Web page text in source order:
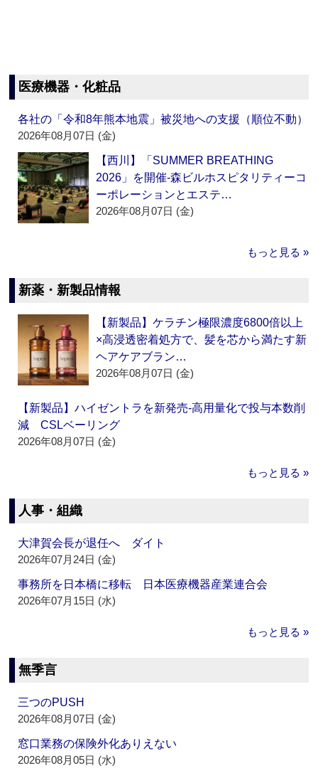
医療機器・化粧品
各社の「令和8年熊本地震」被災地への支援（順位不動）
2026年08月07日 (金)
【西川】「SUMMER BREATHING
2026」を開催‐森ビルホスピタリティーコ
ーポレーションとエステ…
2026年08月07日 (金)
もっと見る »
新薬・新製品情報
【新製品】ケラチン極限濃度6800倍以上
×高浸透密着処方で、髪を芯から満たす新
ヘアケアブラン…
2026年08月07日 (金)
【新製品】ハイゼントラを新発売‐高用量化で投与本数削
減 CSLベーリング
2026年08月07日 (金)
もっと見る »
人事・組織
大津賀会長が退任へ ダイト
2026年07月24日 (金)
事務所を日本橋に移転 日本医療機器産業連合会
2026年07月15日 (水)
もっと見る »
無季言
三つのPUSH
2026年08月07日 (金)
窓口業務の保険外化ありえない
2026年08月05日 (水)